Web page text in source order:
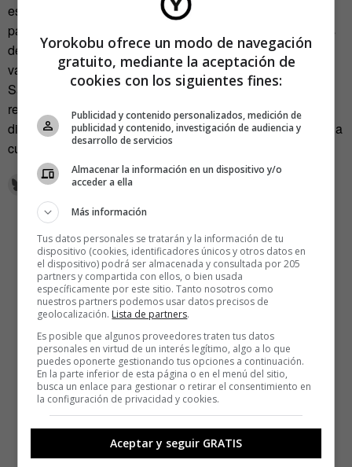
escritor y editor Raúl Herrero) también tiró de autobiografía
para cerrar su intervención. Para ello retrocedió a sus años
de encarcelamiento durante la dictadura franquista cuando
varios de sus amigos intercedieron por él. Uno de ellos fue
Samuel Beckett, quien, según el propio Arrabal, no se
refería sólo a él sino a todos ‘ustedes, los poetas’ cuando
dijo: “Es mucho lo que tiene que sufrir un poeta para amar la
cultura. No añadan nada más a su dolor”.
Yorokobu ofrece un modo de navegación
gratuito, mediante la aceptación de
cookies con los siguientes fines:
Publicidad y contenido personalizados, medición de
publicidad y contenido, investigación de audiencia y
desarrollo de servicios
Almacenar la información en un dispositivo y/o
acceder a ella
Más información
Tus datos personales se tratarán y la información de tu
dispositivo (cookies, identificadores únicos y otros datos en
el dispositivo) podrá ser almacenada y consultada por 205
partners y compartida con ellos, o bien usada
específicamente por este sitio. Tanto nosotros como
nuestros partners podemos usar datos precisos de
geolocalización. Lista de partners.
Es posible que algunos proveedores traten tus datos
personales en virtud de un interés legítimo, algo a lo que
puedes oponerte gestionando tus opciones a continuación.
En la parte inferior de esta página o en el menú del sitio,
busca un enlace para gestionar o retirar el consentimiento en
la configuración de privacidad y cookies.
Aceptar y seguir GRATIS